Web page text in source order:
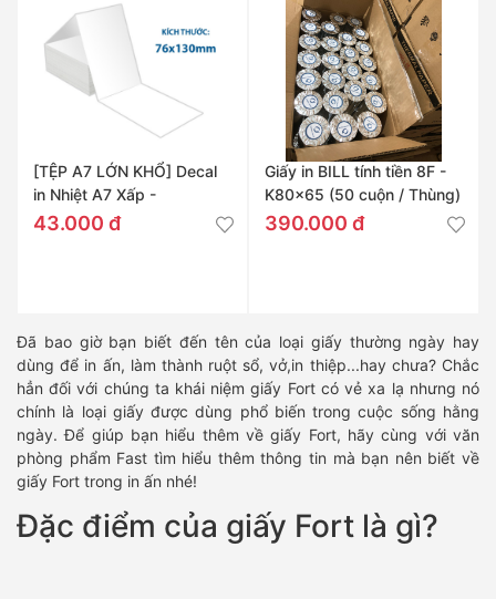
[TỆP A7 LỚN KHỔ] Decal
in Nhiệt A7 Xấp -
76x130mm
43.000 đ
Giấy in BILL tính tiền 8F -
K80x65 (50 cuộn / Thùng)
390.000 đ
Đã bao giờ bạn biết đến tên của loại giấy thường ngày hay
dùng để in ấn, làm thành ruột sổ, vở,in thiệp...hay chưa? Chắc
hẳn đối với chúng ta khái niệm giấy Fort có vẻ xa lạ nhưng nó
chính là loại giấy được dùng phổ biến trong cuộc sống hằng
ngày. Để giúp bạn hiểu thêm về giấy Fort, hãy cùng với văn
phòng phẩm Fast tìm hiểu thêm thông tin mà bạn nên biết về
giấy Fort trong in ấn nhé!
Đặc điểm của giấy Fort là gì?